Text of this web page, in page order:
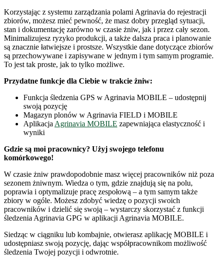
Korzystając z systemu zarządzania polami Agrinavia do rejestracji
zbiorów, możesz mieć pewność, że masz dobry przegląd sytuacji,
stan i dokumentację zarówno w czasie żniw, jak i przez cały sezon.
Minimalizujesz ryzyko produkcji, a także dalsza praca i planowanie
są znacznie łatwiejsze i prostsze. Wszystkie dane dotyczące zbiorów
są przechowywane i zapisywane w jednym i tym samym programie.
To jest tak proste, jak to tylko możliwe.
Przydatne funkcje dla Ciebie w trakcie żniw:
Funkcja śledzenia GPS w Agrinavia MOBILE – udostępnij
swoją pozycję
Magazyn plonów w Agrinavia FIELD i MOBILE
Aplikacja Agrinavia MOBILE zapewniająca elastyczność i
wyniki
Gdzie są moi pracownicy? Użyj swojego telefonu
komórkowego!
W czasie żniw prawdopodobnie masz więcej pracowników niż poza
sezonem żniwnym. Wiedza o tym, gdzie znajdują się na polu,
poprawia i optymalizuje pracę zespołową – a tym samym także
zbiory w ogóle. Możesz zdobyć wiedzę o pozycji swoich
pracowników i dzielić się swoją – wystarczy skorzystać z funkcji
śledzenia Agrinavia GPG w aplikacji Agrinavia MOBILE.
Siedząc w ciągniku lub kombajnie, otwierasz aplikację MOBILE i
udostępniasz swoją pozycję, dając współpracownikom możliwość
śledzenia Twojej pozycji i odwrotnie.